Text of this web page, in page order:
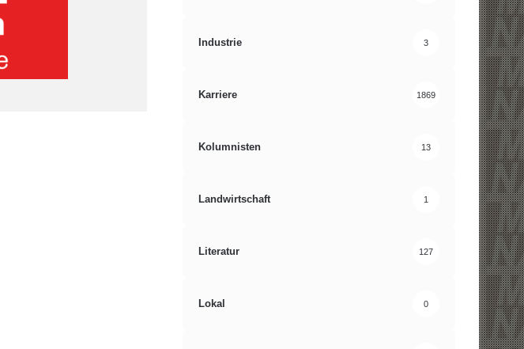
Industrie 3
Karriere 1869
Kolumnisten 13
Landwirtschaft 1
Literatur 127
Lokal 0